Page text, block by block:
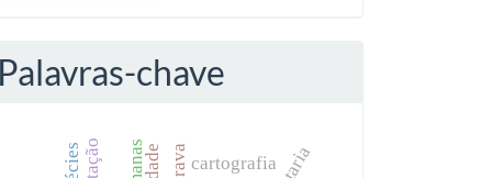
Palavras-chave
cartografia